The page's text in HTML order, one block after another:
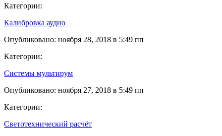
Категории:
Калибровка аудио
Опубликовано: ноября 28, 2018 в 5:49 пп
Категории:
Системы мультирум
Опубликовано: ноября 27, 2018 в 5:49 пп
Категории:
Светотехнический расчёт